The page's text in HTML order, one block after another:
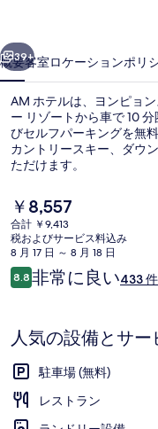
ギ
ャ
ラ
リ
ー
39+
概要客室ロケーションポリ
AM ホテルは、ヨンピョ
ー リゾートから車で 10
びセルフパーキングを無
カントリースキー、ダウ
ただけます。
現
在
の
料
金
は
す
￥8,557
合計 ￥9,413
税およびサービス料込み
8 月 17 日 ～ 8 月 18 日
口
コ
8.810段階中8.8
非常に良い433
人気の設備とサー
駐車場 (無料)
レストラン